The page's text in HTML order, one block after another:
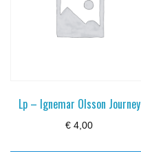
Lp – Ignemar Olsson Journey
€ 4,00